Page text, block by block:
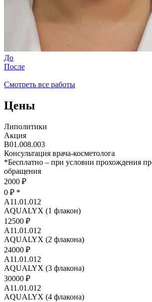
До
После
Смотреть все работы
Цены
Липолитики
Акция
В01.008.003
Консультация врача-косметолога
*Бесплатно – при условии прохождения
обращения
2000 ₽
0 ₽ *
A11.01.012
AQUALYX (1 флакон)
12500 ₽
A11.01.012
AQUALYX (2 флакона)
24000 ₽
A11.01.012
AQUALYX (3 флакона)
30000 ₽
A11.01.012
AQUALYX (4 флакона)